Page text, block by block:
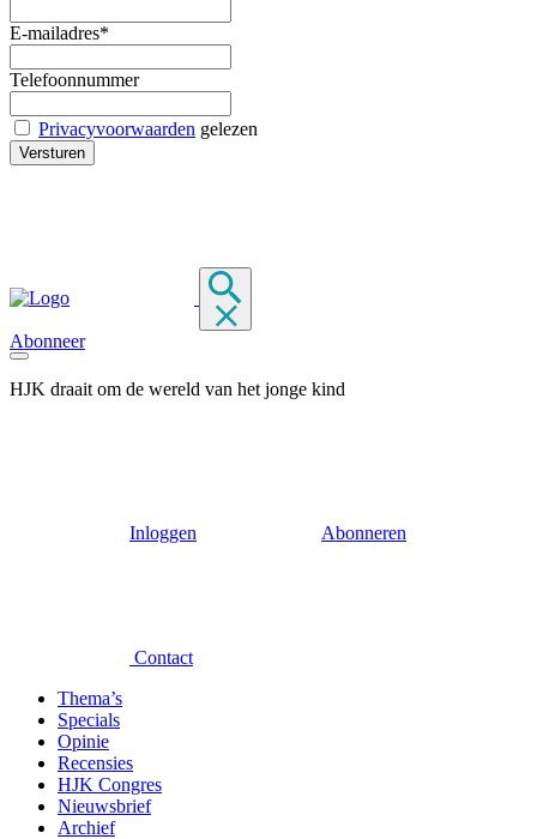
E-mailadres*
Telefoonnummer
Privacyvoorwaarden gelezen
Abonneer
HJK draait om de wereld van het jonge kind
Inloggen Abonneren
Contact
Thema’s
Specials
Opinie
Recensies
HJK Congres
Nieuwsbrief
Archief